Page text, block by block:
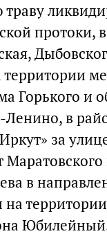
протоки,
Горького и
Ленино, в
за
Маратовского
в
на